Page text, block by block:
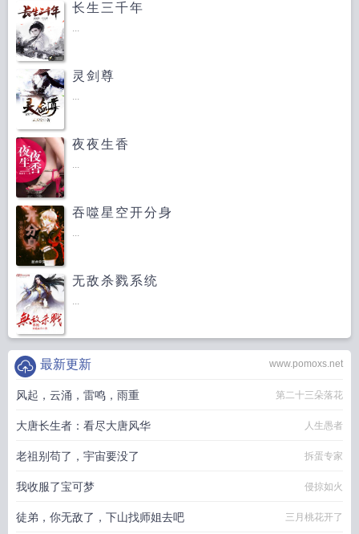
长生三千年
...
灵剑尊
...
夜夜生香
...
吞噬星空开分身
...
无敌杀戮系统
...
www.pomoxs.net
最新更新
风起，云涌，雷鸣，雨重 第二十三朵落花
大唐长生者：看尽大唐风华 人生愚者
老祖别苟了，宇宙要没了 拆蛋专家
我收服了宝可梦 侵掠如火
徒弟，你无敌了，下山找师姐去吧 三月桃花开了